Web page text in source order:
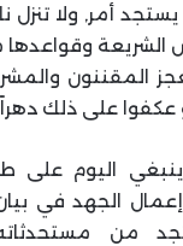
أمر, ولا تنزل
وقواعدها
المقننون
عكفوا على ذلك
اليوم على
الجهد في
من مستحدثاته